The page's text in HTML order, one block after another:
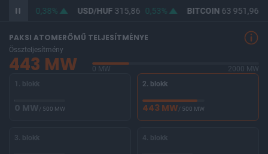
364,56 0,38% USD/HUF315,86 0,53% BITCOIN63 951,96
PAKSI ATOMERŐMŰ TELJESÍTMÉNYE
Összteljesítmény
443 MW 0 MW
2000 MW
1. blokk
0 MW/ 500 MW
2. blokk
443 MW/ 500 MW
3. blokk 4. blokk